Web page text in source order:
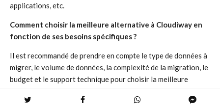
applications, etc.
Comment choisir la meilleure alternative à Cloudiway en
fonction de ses besoins spécifiques ?
Il est recommandé de prendre en compte le type de données à
migrer, le volume de données, la complexité de la migration, le
budget et le support technique pour choisir la meilleure